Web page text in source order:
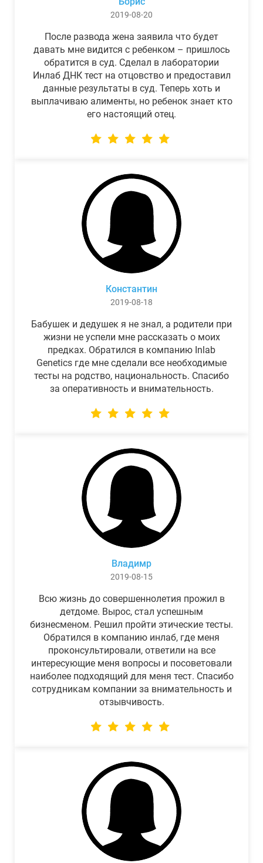
2019-08-20
После развода жена заявила что будет
давать мне видится с ребенком – пришлось
обратится в суд. Сделал в лаборатории
Инлаб ДНК тест на отцовство и предоставил
данные результаты в суд. Теперь хоть и
выплачиваю алименты, но ребенок знает кто
его настоящий отец.
Константин
2019-08-18
Бабушек и дедушек я не знал, а родители при
жизни не успели мне рассказать о моих
предках. Обратился в компанию Inlab
Genetics где мне сделали все необходимые
тесты на родство, национальность. Спасибо
за оперативность и внимательность.
Владимр
2019-08-15
Всю жизнь до совершеннолетия прожил в
детдоме. Вырос, стал успешным
бизнесменом. Решил пройти этические тесты.
Обратился в компанию инлаб, где меня
проконсультировали, ответили на все
интересующие меня вопросы и посоветовали
наиболее подходящий для меня тест. Спасибо
сотрудникам компании за внимательность и
отзывчивость.